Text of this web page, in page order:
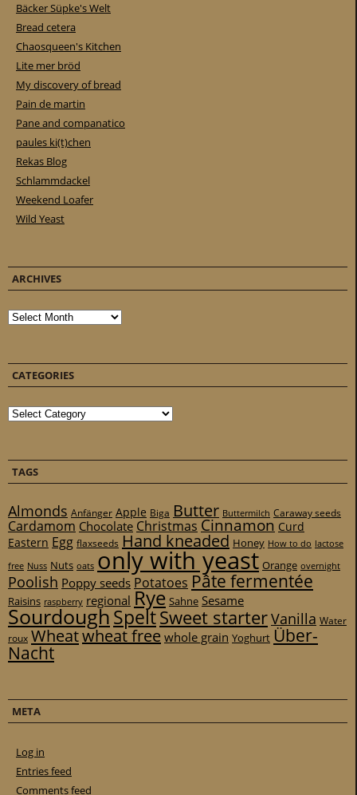
Bäcker Süpke's Welt
Bread cetera
Chaosqueen's Kitchen
Lite mer bröd
My discovery of bread
Pain de martin
Pane and companatico
paules ki(t)chen
Rekas Blog
Schlammdackel
Weekend Loafer
Wild Yeast
ARCHIVES
Archives
CATEGORIES
Categories
TAGS
Almonds Anfänger Apple Biga Butter Buttermilch Caraway seeds
Cardamom Chocolate Christmas Cinnamon Curd
Eastern Egg flaxseeds Hand kneaded Honey How to do lactose
free Nuss Nuts oats only with yeast Orange overnight
Poolish Poppy seeds Potatoes Pâte fermentée
Raisins raspberry regional Rye Sahne Sesame
SourdoughSpeltSweet starterVanilla Water
roux Wheatwheat freewhole grain Yoghurt Über-
Nacht
META
Log in
Entries feed
Comments feed